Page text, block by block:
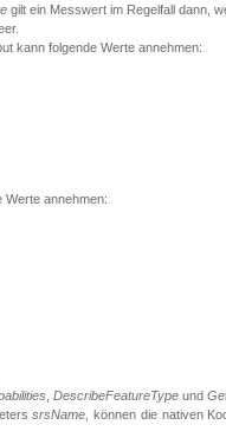
gilt ein Messwert im Regelfall dann,
kann folgende Werte annehmen:
Werte annehmen:
DescribeFeatureType und
srsName , können die nativen